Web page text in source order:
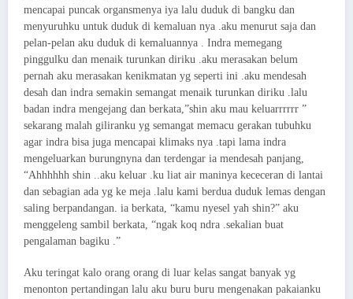
mencapai puncak organsmenya iya lalu duduk di bangku dan
menyuruhku untuk duduk di kemaluan nya .aku menurut saja dan
pelan-pelan aku duduk di kemaluannya . Indra memegang
pinggulku dan menaik turunkan diriku .aku merasakan belum
pernah aku merasakan kenikmatan yg seperti ini .aku mendesah
desah dan indra semakin semangat menaik turunkan diriku .lalu
badan indra mengejang dan berkata,”shin aku mau keluarrrrrr ”
sekarang malah giliranku yg semangat memacu gerakan tubuhku
agar indra bisa juga mencapai klimaks nya .tapi lama indra
mengeluarkan burungnyna dan terdengar ia mendesah panjang,
“Ahhhhhh shin ..aku keluar .ku liat air maninya kececeran di lantai
dan sebagian ada yg ke meja .lalu kami berdua duduk lemas dengan
saling berpandangan. ia berkata, “kamu nyesel yah shin?” aku
menggeleng sambil berkata, “ngak koq ndra .sekalian buat
pengalaman bagiku .”
Aku teringat kalo orang orang di luar kelas sangat banyak yg
menonton pertandingan lalu aku buru buru mengenakan pakaianku